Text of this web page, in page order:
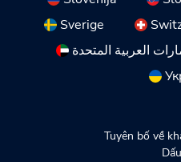
Sverige
العربية المتحدة
Tuyên bố về